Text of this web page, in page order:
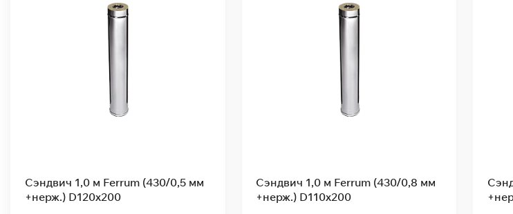
Сэндвич 1,0 м Ferrum (430/0,8 мм
+нерж.) D110x200
Сэндвич 1,0 м Ferrum (430/0,5 мм
+нерж.) D130x200